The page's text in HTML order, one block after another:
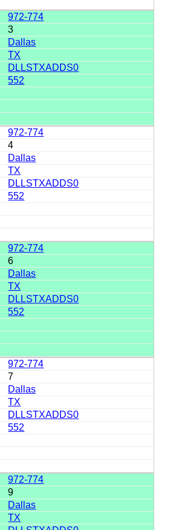
972-774
3
Dallas
TX
DLLSTXADDS0
552
972-774
4
Dallas
TX
DLLSTXADDS0
552
972-774
6
Dallas
TX
DLLSTXADDS0
552
972-774
7
Dallas
TX
DLLSTXADDS0
552
972-774
9
Dallas
TX